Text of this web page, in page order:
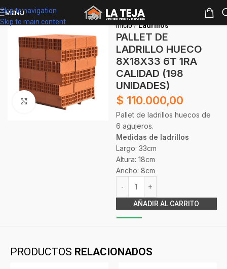
Skip to navigation
Skip to main content
MENÚ
Clickee para agrandar
Inicio Ladrillos
PALLET DE
LADRILLO HUECO
8X18X33 6T 1RA
CALIDAD (198
UNIDADES)
$ 110.000,00
Pallet de ladrillos huecos de
6 agujeros.
Medidas de ladrillos
Largo: 33cm
Altura: 18cm
Ancho: 8cm
AÑADIR AL CARRITO
PRODUCTOS RELACIONADOS